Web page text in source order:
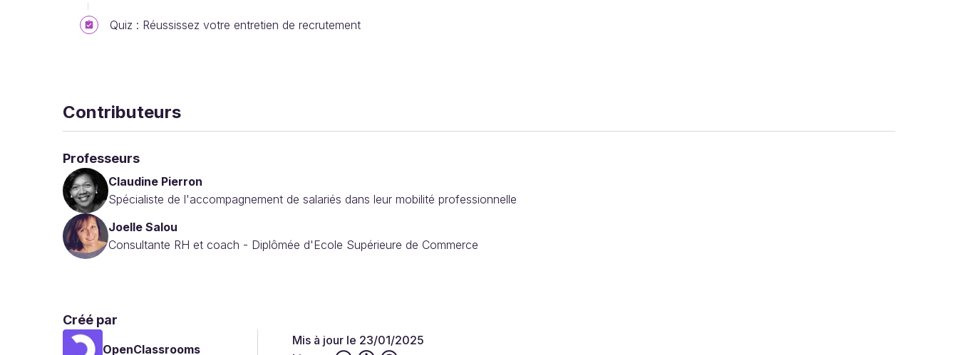
Quiz : Réussissez votre entretien de recrutement
Contributeurs
Professeurs
Claudine Pierron
Spécialiste de l'accompagnement de salariés dans leur mobilité professionnelle
Joelle Salou
Consultante RH et coach - Diplômée d'Ecole Supérieure de Commerce
Créé par
OpenClassrooms
Mis à jour le 23/01/2025